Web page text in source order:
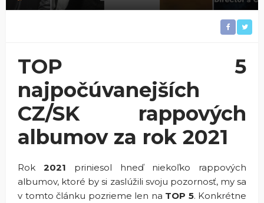
TOP 5
najpočúvanejších
CZ/SK rappových
albumov za rok 2021
Rok 2021 priniesol hneď niekoľko rappových
albumov, ktoré by si zaslúžili svoju pozornosť, my sa
v tomto článku pozrieme len na TOP 5. Konkrétne